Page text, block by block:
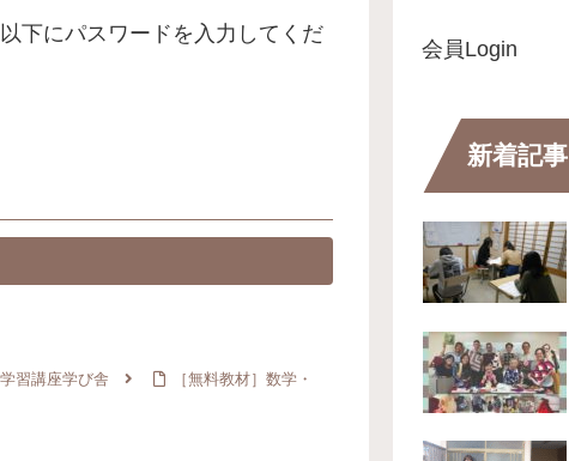
下にパスワードを入力してくだ
習講座学び舎
［無料教材］数学・
会員Login
新着記事